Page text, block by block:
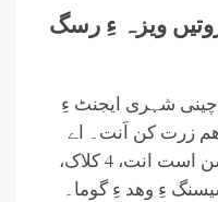
ویزہ ءِ رسگ
شہری ایجنٹ ءِ
ھم زرت کن اَنت۔ اے
ایجنٹاں تیزی ءَ گوں ویزہ ءِ آپشن است انت، 4 کلاک،
ءِ وھد ءِ گوما۔